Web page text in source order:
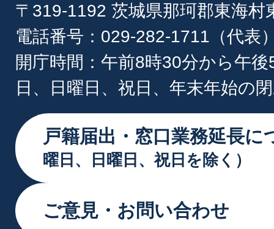
〒319-1192 茨城県那珂郡東海村
電話番号：029-282-1711（代表
開庁時間：午前8時30分から午
日、日曜日、祝日、年末年始の
戸籍届出・窓口業務延長に
曜日、日曜日、祝日を除く）
ご意見・お問い合わせ